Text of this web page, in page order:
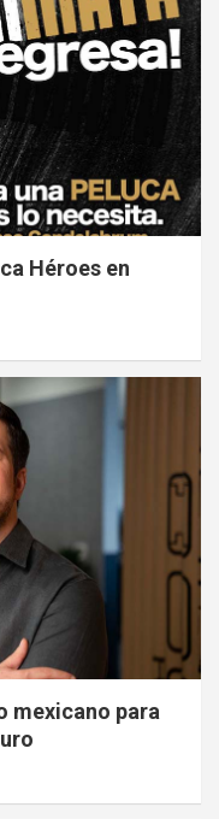
Héroes en
mexicano para